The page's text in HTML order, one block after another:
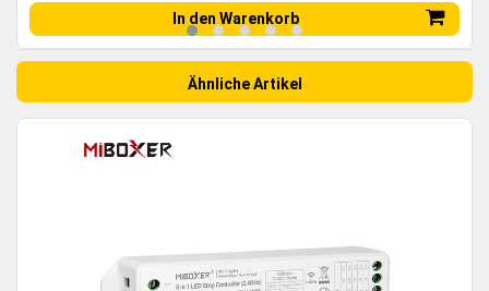
In den Warenkorb
Ähnliche Artikel